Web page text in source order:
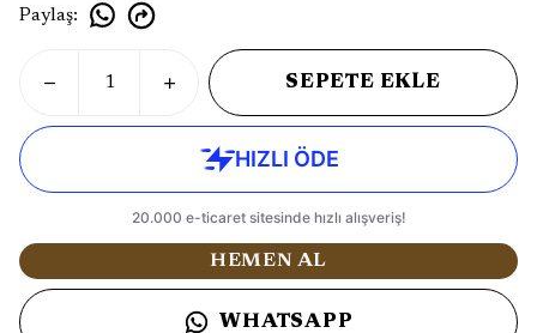
Paylaş:
SEPETE EKLE
HEMEN AL
WHATSAPP